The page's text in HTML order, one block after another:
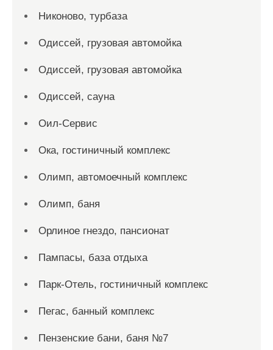
Никоново, турбаза
Одиссей, грузовая автомойка
Одиссей, грузовая автомойка
Одиссей, сауна
Оил-Сервис
Ока, гостиничный комплекс
Олимп, автомоечный комплекс
Олимп, баня
Орлиное гнездо, пансионат
Пампасы, база отдыха
Парк-Отель, гостиничный комплекс
Пегас, банный комплекс
Пензенские бани, баня №7